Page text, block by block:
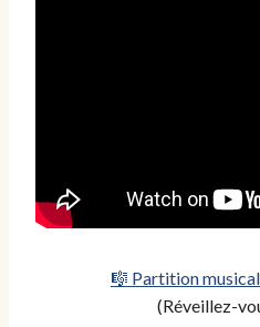
🎼 Partition
(Réveillez-